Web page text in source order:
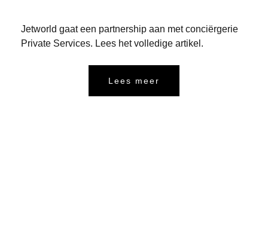
Jetworld gaat een partnership aan met conciërgerie
Private Services. Lees het volledige artikel.
Lees meer